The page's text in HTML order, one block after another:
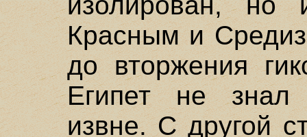
Красным и
до вторжения
Египет не знал
извне. С другой